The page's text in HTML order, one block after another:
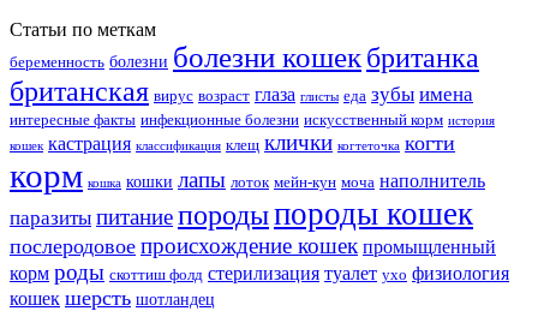
Статьи по меткам
беременность болезни болезни кошекбританка
британская вирус возраст глаза глисты еда зубы имена
интересные факты инфекционные болезни искусственный корм история
кошек кастрация классификация клещ клички когтеточка когти
корм кошка кошки лапы лоток мейн-кун моча наполнитель
паразиты питаниепородыпороды кошек
послеродовое происхождение кошек промыщленный
корм роды скоттиш фолд стерилизация туалет ухо физиология
кошек шерсть шотландец